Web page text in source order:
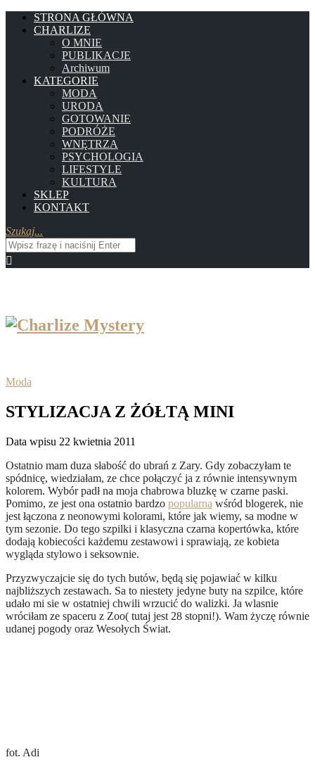
STRONA GŁÓWNA
CHARLIZE
O MNIE
PUBLIKACJE
Archiwum
KATEGORIE
MODA
URODA
GOTOWANIE
PODRÓŻE
WNĘTRZA
PSYCHOLOGIA
LIFESTYLE
KULTURA
SKLEP
KONTAKT
Szukaj...
Moda
STYLIZACJA Z ŻÓŁTĄ MINI
Data wpisu 22 kwietnia 2011
Ostatnio mam duza słabość do ubrań z Zary. Gdy zobaczyłam te
spódnicę, wiedziałam, ze chce połączyć ja z równie intensywnym
kolorem. Wybór padł na moja chabrowa bluzkę w czarne paski.
Pomimo, ze jest ona ostatnio bardzo popularna wśród blogerek, nie
jest łączona z neonowymi kolorami, które jak wiemy, sa modne w
tym sezonie. Do tego szpilki i klasyczna czarna kopertówka, które
dodają kobiecości każdemu zestawowi i sprawiają, ze kobieta
wygląda stylowo i seksownie.
Przyzwyczajcie się do tych butów, będą się pojawiać w kilku
najbliższych zestawach. Sa to niestety jedyne buty na szpilce, które
udało mi sie w ostatniej chwili wrzucić do walizki. Ja wlasnie
wróciłam ze spaceru z Zoo( tutaj jest 28 stopni!). Wam życzę równie
udanej pogody oraz Wesołych Świat.
fot. Adi